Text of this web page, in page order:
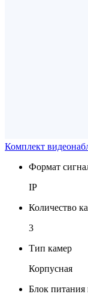
Комплект
Формат
IP
Количество
3
Тип камер
Корпусная
Блок питания